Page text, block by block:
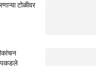
टोळीवर
पकडले